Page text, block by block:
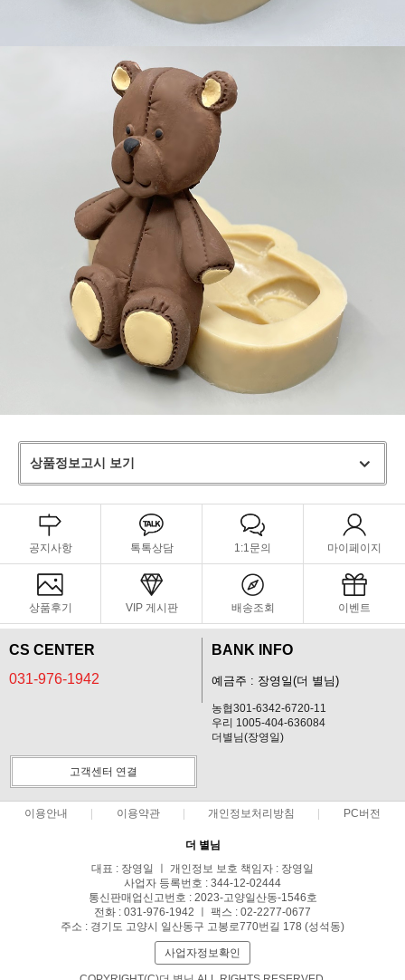
상품정보고시 보기
공지사항 톡톡상담 1:1문의 마이페이지
상품후기 VIP 게시판 배송조회 이벤트
CS CENTER
031-976-1942
BANK INFO
예금주 : 장영일(더 별님)
농협301-6342-6720-11
우리 1005-404-636084
더별님(장영일)
고객센터 연결
이용안내 이용약관 개인정보처리방침 PC버전
더 별님
대표 : 장영일 ㅣ 개인정보 보호 책임자 : 장영일
사업자 등록번호 : 344-12-02444
통신판매업신고번호 : 2023-고양일산동-1546호
전화 : 031-976-1942 ㅣ 팩스 : 02-2277-0677
주소 : 경기도 고양시 일산동구 고봉로770번길 178 (성석동)
사업자정보확인